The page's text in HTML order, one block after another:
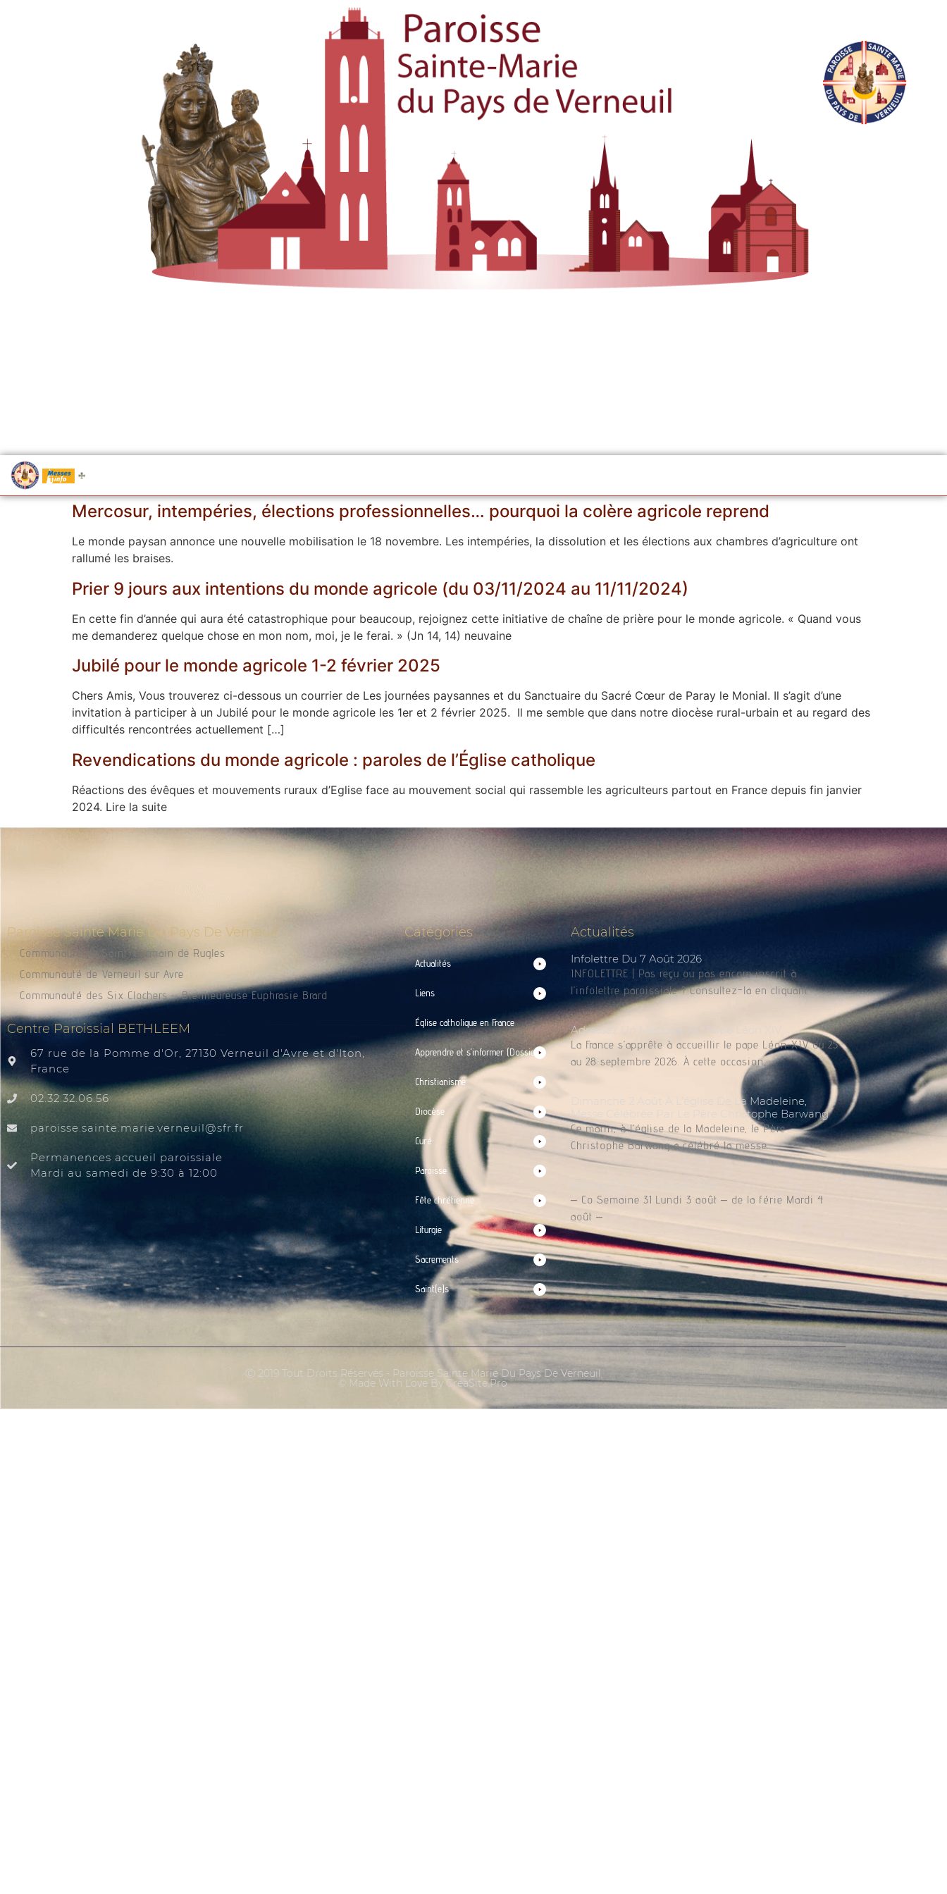
Messes
Mercosur, intempéries, élections professionnelles… pourquoi la colère agricole reprend
Le monde paysan annonce une nouvelle mobilisation le 18 novembre. Les intempéries, la dissolution et les élections aux chambres d’agriculture ont
rallumé les braises.
Prier 9 jours aux intentions du monde agricole (du 03/11/2024 au 11/11/2024)
En cette fin d’année qui aura été catastrophique pour beaucoup, rejoignez cette initiative de chaîne de prière pour le monde agricole. « Quand vous
me demanderez quelque chose en mon nom, moi, je le ferai. » (Jn 14, 14) neuvaine
Jubilé pour le monde agricole 1-2 février 2025
Chers Amis, Vous trouverez ci-dessous un courrier de Les journées paysannes et du Sanctuaire du Sacré Cœur de Paray le Monial. Il s’agit d’une
invitation à participer à un Jubilé pour le monde agricole les 1er et 2 février 2025. Il me semble que dans notre diocèse rural-urbain et au regard des
difficultés rencontrées actuellement […]
Revendications du monde agricole : paroles de l’Église catholique
Réactions des évêques et mouvements ruraux d’Eglise face au mouvement social qui rassemble les agriculteurs partout en France depuis fin janvier
2024. Lire la suite
Paroisse Sainte Marie Du Pays De Verneuil
Communauté de Saint-Germain de Rugles
Communauté de Verneuil sur Avre
Communauté des Six Clochers – Bienheureuse Euphrasie Brard
Centre Paroissial BETHLEEM
67 rue de la Pomme d'Or, 27130 Verneuil d'Avre et d'Iton,
France
02.32.32.06.56
rf.rfs
@liuenrev.eiram.etnias.essiorap
Permanences accueil paroissiale
Mardi au samedi de 9:30 à 12:00
Catégories
Actualités
Liens
Église catholique en France
Apprendre et s’informer (Dossiers)
Christianisme
Diocèse
Curé
Paroisse
Fête chrétienne
Liturgie
Sacrements
Saint(e)s
Actualités
Infolettre Du 7 Août 2026
INFOLETTRE | Pas reçu ou pas encore inscrit à
l’infolettre paroissiale ? Consultez-la en cliquant
Adressez Un Message Au Pape Léon XIV
La France s’apprête à accueillir le pape Léon XIV du 25
au 28 septembre 2026. À cette occasion,
Dimanche 2 Août À L’église De La Madeleine,
Messe Célébrée Par Le Père Christophe Barwang
Ce matin, à l’église de la Madeleine, le Père
Christophe Barwang a célébré la messe.
Messes Du 3 Au 9 Août 2026
– Co Semaine 31 Lundi 3 août – de la férie Mardi 4
août –
Ⓒ 2019 Tout Droits Réservés - Paroisse Sainte Marie Du Pays De Verneuil
© Made With Love By CreaSite.Pro